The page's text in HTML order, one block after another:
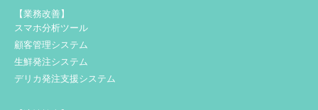
【業務改善】
スマホ分析ツール
顧客管理システム
生鮮発注システム
デリカ発注支援システム